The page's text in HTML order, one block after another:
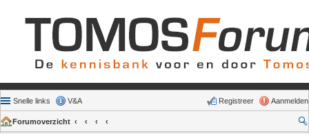
Snelle links V&A Aanmelden
Registreer
Forumoverzicht